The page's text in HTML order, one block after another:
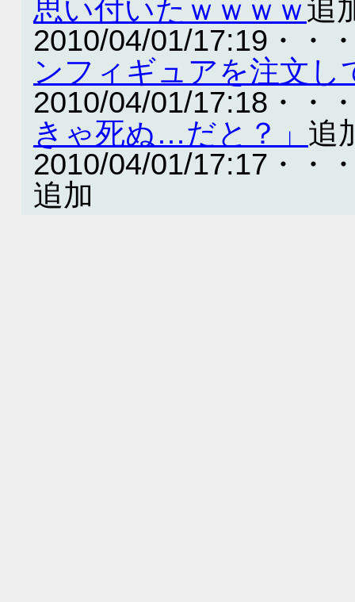
思い付いたｗｗｗｗ追
2010/04/01/17:19・・
ンフィギュアを注文
2010/04/01/17:18・・
きゃ死ぬ…だと？」 追
2010/04/01/17:17・・
追加